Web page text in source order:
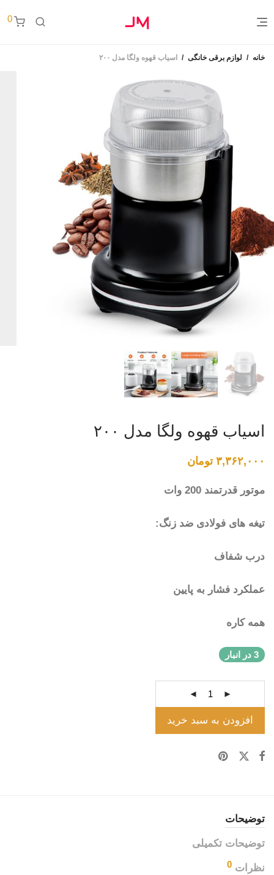
0
خانه / لوازم برقی خانگی / اسیاب قهوه ولگا مدل ۲۰۰
اسیاب قهوه ولگا مدل ۲۰۰
۳,۳۶۲,۰۰۰ تومان
موتور قدرتمند 200 وات
تیغه های فولادی ضد زنگ:
درب شفاف
عملکرد فشار به پایین
همه کاره
3 در انبار
افزودن به سبد خرید
توضیحات
توضیحات تکمیلی
نظرات 0